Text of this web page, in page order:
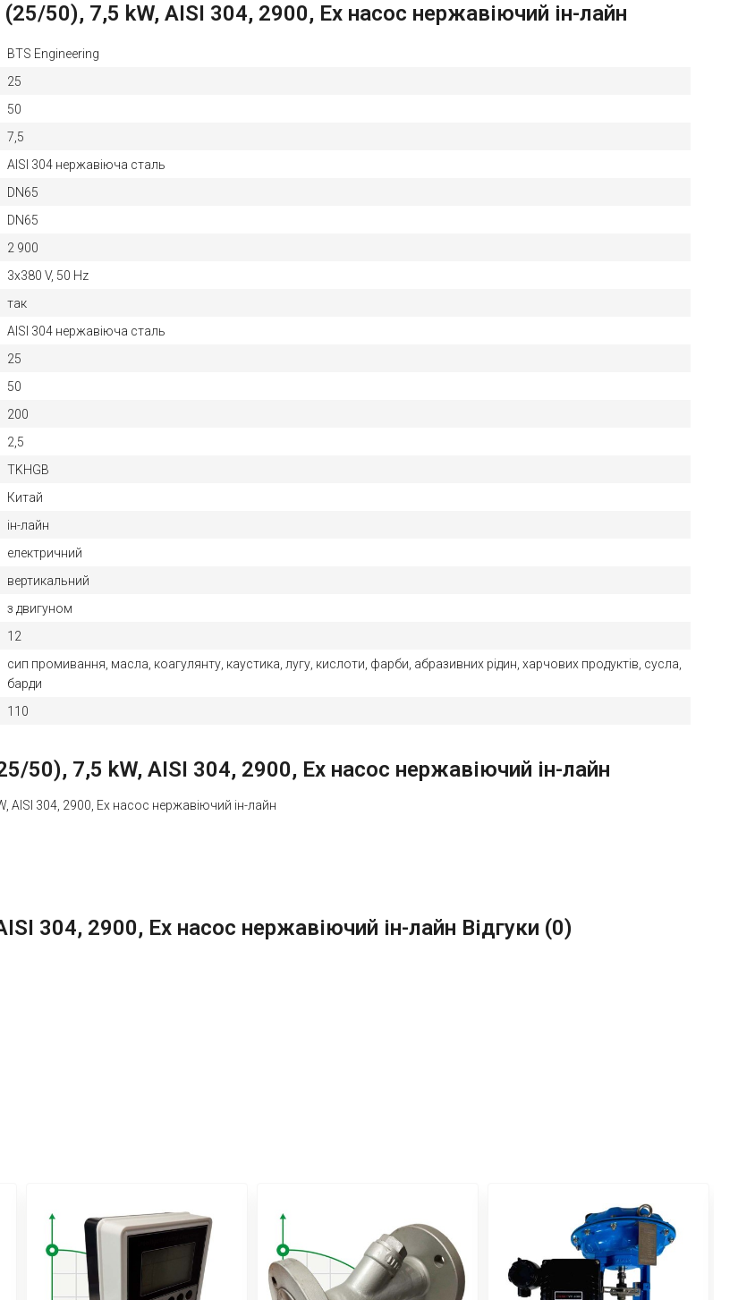
50), 7,5 kW, AISI 304, 2900, Ex насос нержавіючий ін-лайн
BTS Engineering
25
50
7,5
AISI 304 нержавіюча сталь
DN65
DN65
2 900
3х380 V, 50 Hz
так
AISI 304 нержавіюча сталь
25
50
200
2,5
TKHGB
Китай
ін-лайн
електричний
вертикальний
з двигуном
12
сип промивання, масла, коагулянту, каустика, лугу, кислоти, фарби, абразивних рідин, харчових продуктів, сусла,
барди
110
50), 7,5 kW, AISI 304, 2900, Ex насос нержавіючий ін-лайн
AISI 304, 2900, Ex насос нержавіючий ін-лайн
304, 2900, Ex насос нержавіючий ін-лайн Відгуки (0)